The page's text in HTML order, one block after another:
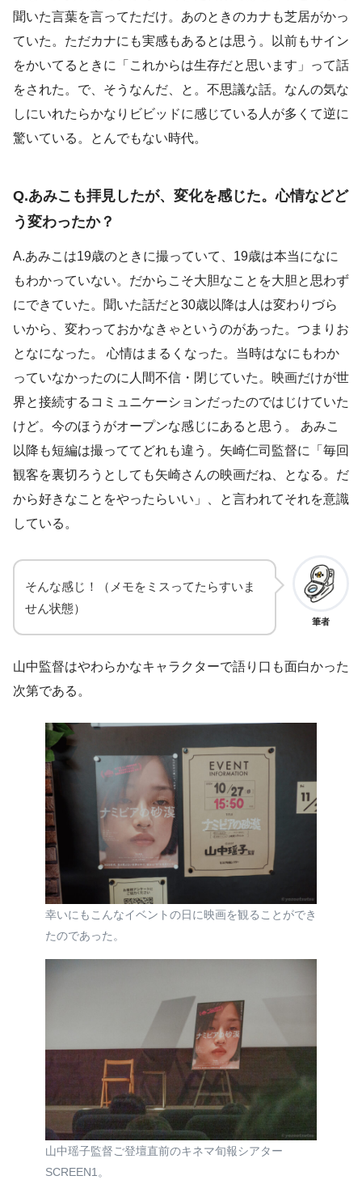
聞いた言葉を言ってただけ。あのときのカナも芝居がかっ
ていた。ただカナにも実感もあるとは思う。以前もサイン
をかいてるときに「これからは生存だと思います」って話
をされた。で、そうなんだ、と。不思議な話。なんの気な
しにいれたらかなりビビッドに感じている人が多くて逆に
驚いている。とんでもない時代。
Q.あみこも拝見したが、変化を感じた。心情などど
う変わったか？
A.あみこは19歳のときに撮っていて、19歳は本当になに
もわかっていない。だからこそ大胆なことを大胆と思わず
にできていた。聞いた話だと30歳以降は人は変わりづら
いから、変わっておかなきゃというのがあった。つまりお
となになった。 心情はまるくなった。当時はなにもわか
っていなかったのに人間不信・閉じていた。映画だけが世
界と接続するコミュニケーションだったのではじけていた
けど。今のほうがオープンな感じにあると思う。 あみこ
以降も短編は撮っててどれも違う。矢崎仁司監督に「毎回
観客を裏切ろうとしても矢崎さんの映画だね、となる。だ
から好きなことをやったらいい」、と言われてそれを意識
している。
筆者
そんな感じ！（メモをミスってたらすいま
せん状態）
山中監督はやわらかなキャラクターで語り口も面白かった
次第である。
幸いにもこんなイベントの日に映画を観ることができ
たのであった。
山中瑶子監督ご登壇直前のキネマ旬報シアター
SCREEN1。